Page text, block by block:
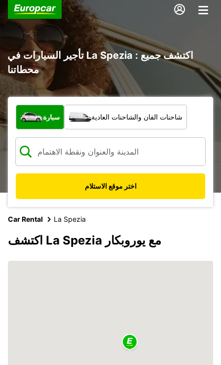
تأجير السيارات في La Spezia : اكتشف جميع
محطاتنا
ما نوع المركبة؟
سيارة شاحنات الفان والشاحنات العادية
اختر موقع الاستلام
Car Rental La Spezia
اكتشف La Spezia مع يوروبكار